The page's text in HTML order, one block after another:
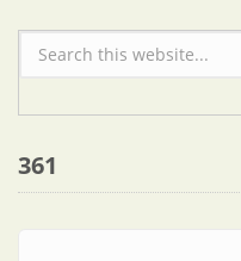
Formulario de búsqueda
361